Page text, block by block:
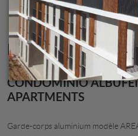
DEMANDE
PORTUGAL -
CONDOMINIO
APARTMENTS
Garde-corps aluminium modèle